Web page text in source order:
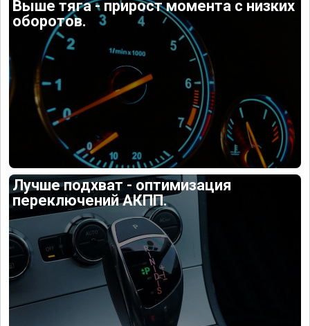
Выше тяга - прирост момента с низких
оборотов.
Лучше подхват - оптимизация
переключений АКПП.